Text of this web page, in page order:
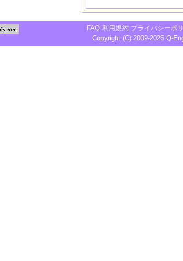
FAQ 利用規約 プライバシーポ
Copyright (C) 2009-2026 Q-